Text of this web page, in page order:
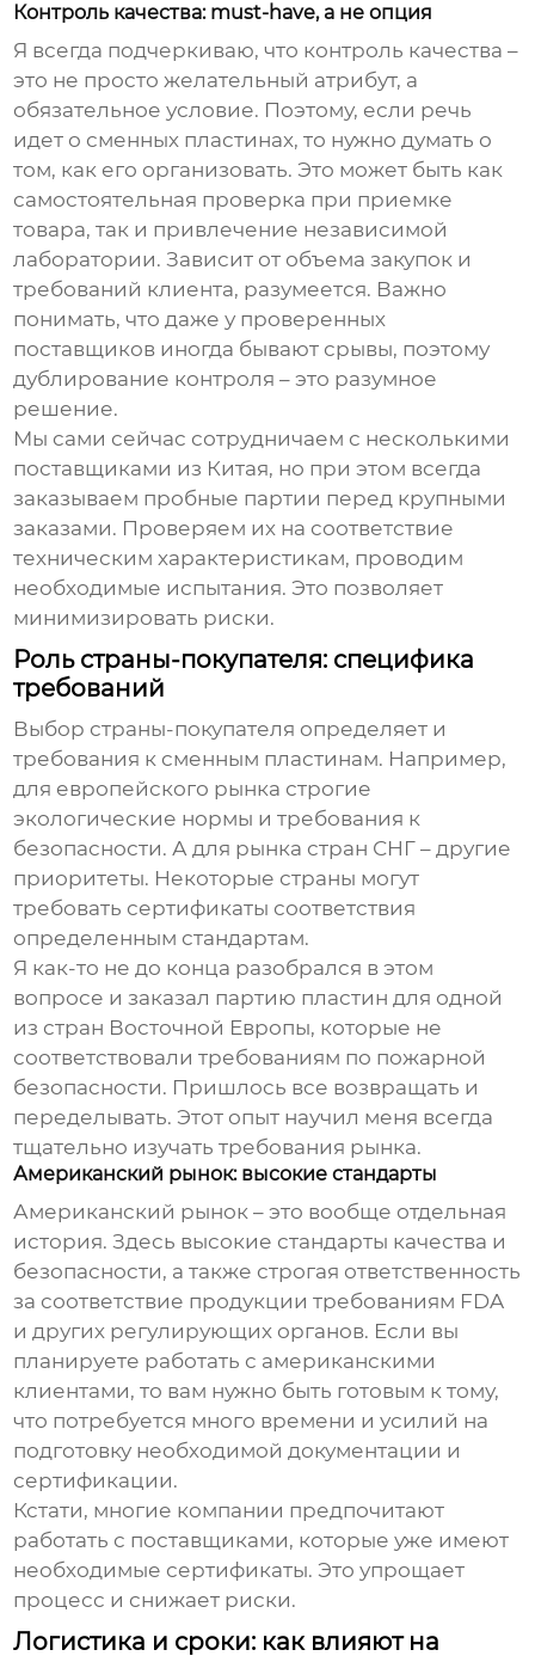
Контроль качества: must-have, а не опция
Я всегда подчеркиваю, что контроль качества –
это не просто желательный атрибут, а
обязательное условие. Поэтому, если речь
идет о сменных пластинах, то нужно думать о
том, как его организовать. Это может быть как
самостоятельная проверка при приемке
товара, так и привлечение независимой
лаборатории. Зависит от объема закупок и
требований клиента, разумеется. Важно
понимать, что даже у проверенных
поставщиков иногда бывают срывы, поэтому
дублирование контроля – это разумное
решение.
Мы сами сейчас сотрудничаем с несколькими
поставщиками из Китая, но при этом всегда
заказываем пробные партии перед крупными
заказами. Проверяем их на соответствие
техническим характеристикам, проводим
необходимые испытания. Это позволяет
минимизировать риски.
Роль страны-покупателя: специфика
требований
Выбор страны-покупателя определяет и
требования к сменным пластинам. Например,
для европейского рынка строгие
экологические нормы и требования к
безопасности. А для рынка стран СНГ – другие
приоритеты. Некоторые страны могут
требовать сертификаты соответствия
определенным стандартам.
Я как-то не до конца разобрался в этом
вопросе и заказал партию пластин для одной
из стран Восточной Европы, которые не
соответствовали требованиям по пожарной
безопасности. Пришлось все возвращать и
переделывать. Этот опыт научил меня всегда
тщательно изучать требования рынка.
Американский рынок: высокие стандарты
Американский рынок – это вообще отдельная
история. Здесь высокие стандарты качества и
безопасности, а также строгая ответственность
за соответствие продукции требованиям FDA
и других регулирующих органов. Если вы
планируете работать с американскими
клиентами, то вам нужно быть готовым к тому,
что потребуется много времени и усилий на
подготовку необходимой документации и
сертификации.
Кстати, многие компании предпочитают
работать с поставщиками, которые уже имеют
необходимые сертификаты. Это упрощает
процесс и снижает риски.
Логистика и сроки: как влияют на